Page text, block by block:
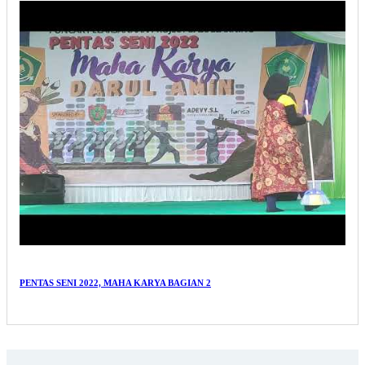
PENTAS SENI 2022, MAHA KARYA BAGIAN 2